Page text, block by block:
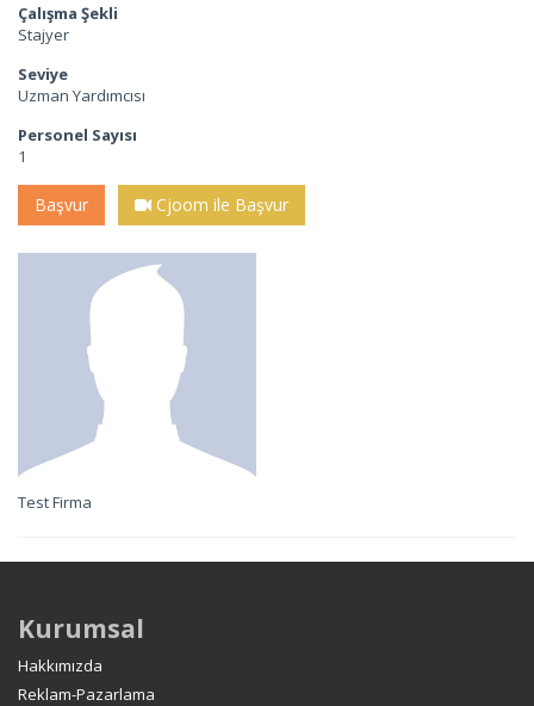
Çalışma Şekli
Stajyer
Seviye
Uzman Yardımcısı
Personel Sayısı
1
Başvur Cjoom ile Başvur
Test Firma
Kurumsal
Hakkımızda
Reklam-Pazarlama